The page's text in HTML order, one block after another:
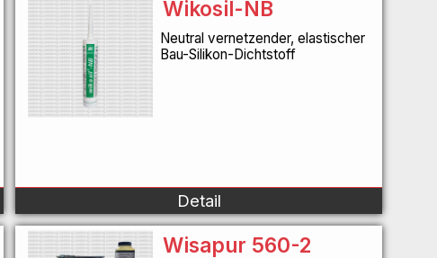
Wikosil-NB
Neutral vernetzender, elastischer
Bau-Silikon-Dichtstoff
Detail
Wisapur 560-2